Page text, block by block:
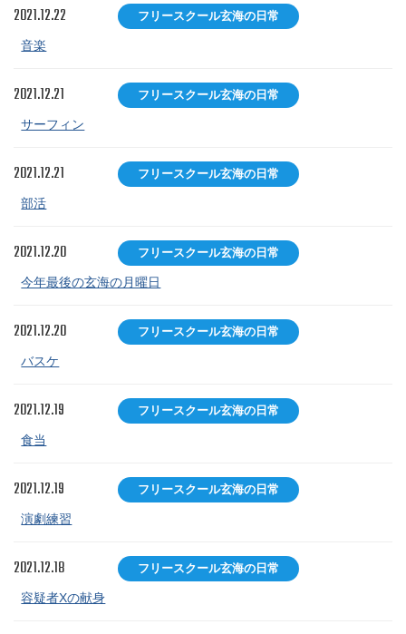
2021.12.22 フリースクール玄海の日常
音楽
2021.12.21 フリースクール玄海の日常
サーフィン
2021.12.21 フリースクール玄海の日常
部活
2021.12.20 フリースクール玄海の日常
今年最後の玄海の月曜日
2021.12.20 フリースクール玄海の日常
バスケ
2021.12.19 フリースクール玄海の日常
食当
2021.12.19 フリースクール玄海の日常
演劇練習
2021.12.18 フリースクール玄海の日常
容疑者Xの献身